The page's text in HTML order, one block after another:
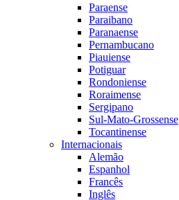
Paraense
Paraibano
Paranaense
Pernambucano
Piauiense
Potiguar
Rondoniense
Roraimense
Sergipano
Sul-Mato-Grossense
Tocantinense
Internacionais
Alemão
Espanhol
Francês
Inglês